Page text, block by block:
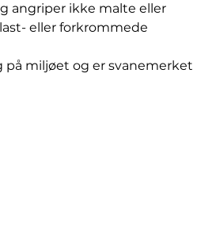
angriper ikke malte eller
eller forkrommede
miljøet og er svanemerket